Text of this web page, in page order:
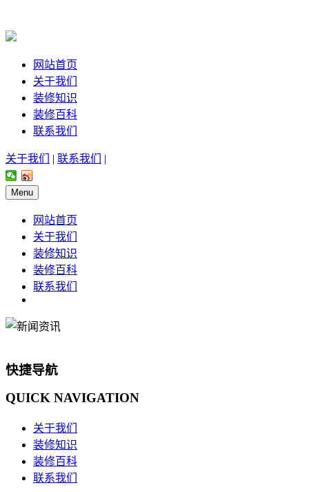
网站首页
关于我们
装修知识
装修百科
联系我们
关于我们 | 联系我们 |
Menu
网站首页
关于我们
装修知识
装修百科
联系我们
快捷导航
QUICK NAVIGATION
关于我们
装修知识
装修百科
联系我们